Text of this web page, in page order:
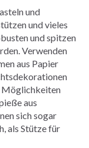
und
und vieles
und spitzen
Verwenden
aus Papier
Möglichkeiten
aus
sich sogar
als Stütze für